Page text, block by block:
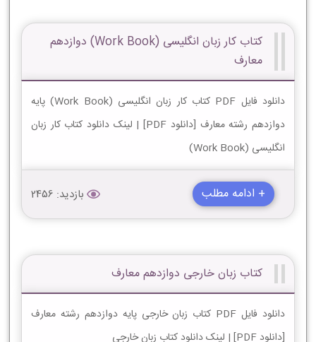
کتاب کار زبان انگليسی (Work Book) دوازدهم
معارف
دانلود فایل PDF کتاب کار زبان انگليسی (Work Book) پایه
دوازدهم رشته معارف [دانلود PDF] | لینک دانلود کتاب کار زبان
انگليسی (Work Book)
+ ادامه مطلب بازدید: 2456
کتاب زبان خارجی دوازدهم معارف
دانلود فایل PDF کتاب زبان خارجی پایه دوازدهم رشته معارف
[دانلود PDF] | لینک دانلود کتاب زبان خارجی